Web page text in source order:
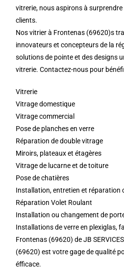
vitrerie, nous aspirons à
clients.
Nos vitrier à Frontenas (69620)s
innovateurs et concepteurs de la
solutions de pointe et des designs
vitrerie. Contactez-nous pour
Vitrerie
Vitrage domestique
Vitrage commercial
Pose de planches en verre
Réparation de double vitrage
Miroirs, plateaux et étagères
Vitrage de lucarne et de toiture
Pose de chatières
Installation, entretien et réparation
Réparation Volet Roulant
Installation ou changement de
Installations de verre en plexiglas,
Frontenas (69620) de JB
(69620) est votre gage de qualité
éfficace.